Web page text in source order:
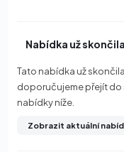
Nabídka už skončila
Tato nabídka už
doporučujeme přejít
nabídky níže.
Zobrazit aktuální